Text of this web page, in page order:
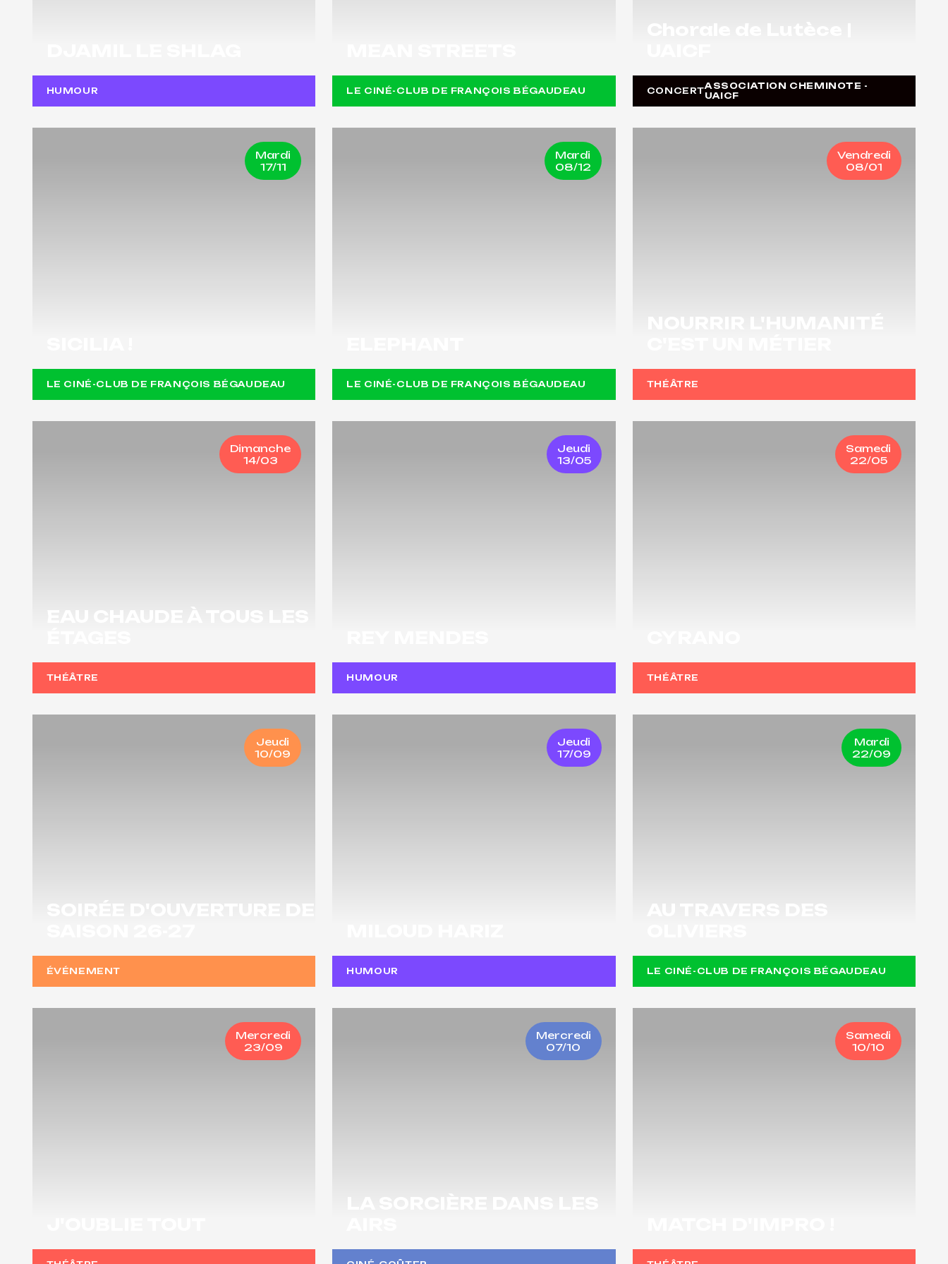
HUMOUR LE CINÉ-CLUB DE FRANÇOIS BÉGAUDEAU CONCERTASSOCIATION CHEMINOTE -
UAICF
Mardi
17/11
LE CINÉ-CLUB DE FRANÇOIS BÉGAUDEAU
Mardi
08/12
LE CINÉ-CLUB DE FRANÇOIS BÉGAUDEAU
Vendredi
08/01
THÉÂTRE
Dimanche
14/03
THÉÂTRE
Jeudi
13/05
HUMOUR
Samedi
22/05
THÉÂTRE
Jeudi
10/09
ÉVÉNEMENT
Jeudi
17/09
HUMOUR
Mardi
22/09
LE CINÉ-CLUB DE FRANÇOIS BÉGAUDEAU
Mercredi
23/09
Mercredi
07/10
Samedi
10/10